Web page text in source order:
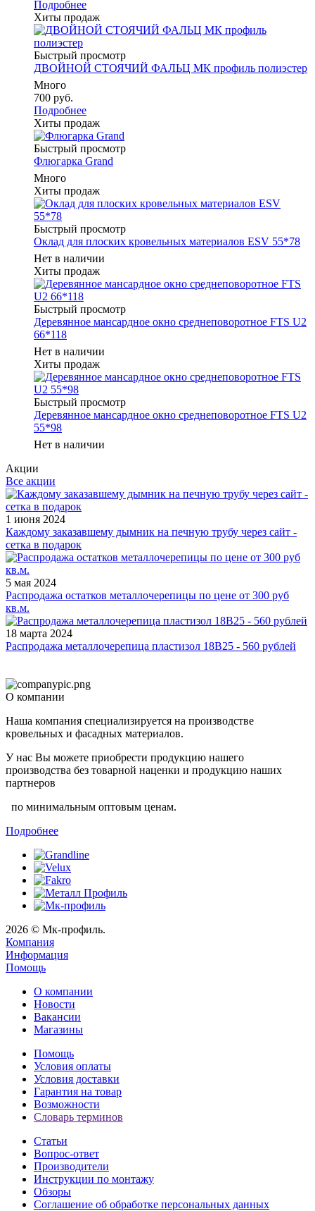
Подробнее
Хиты продаж
Быстрый просмотр
ДВОЙНОЙ СТОЯЧИЙ ФАЛЬЦ МК профиль полиэстер
Много
700 руб.
Подробнее
Хиты продаж
Быстрый просмотр
Флюгарка Grand
Много
Хиты продаж
Быстрый просмотр
Оклад для плоских кровельных материалов ESV 55*78
Нет в наличии
Хиты продаж
Быстрый просмотр
Деревянное мансардное окно среднеповоротное FTS U2
66*118
Нет в наличии
Хиты продаж
Быстрый просмотр
Деревянное мансардное окно среднеповоротное FTS U2
55*98
Нет в наличии
Акции
Все акции
1 июня 2024
Каждому заказавшему дымник на печную трубу через сайт -
сетка в подарок
5 мая 2024
Распродажа остатков металлочерепицы по цене от 300 руб
кв.м.
18 марта 2024
Распродажа металлочерепица пластизол 18B25 - 560 рублей
О компании
Наша компания специализируется на производстве
кровельных и фасадных материалов.
У нас Вы можете приобрести продукцию нашего
производства без товарной наценки и продукцию наших
партнеров
по минимальным оптовым ценам.
Подробнее
2026 © Мк-профиль.
Компания
Информация
Помощь
О компании
Новости
Вакансии
Магазины
Помощь
Условия оплаты
Условия доставки
Гарантия на товар
Возможности
Словарь терминов
Статьи
Вопрос-ответ
Производители
Инструкции по монтажу
Обзоры
Соглашение об обработке персональных данных